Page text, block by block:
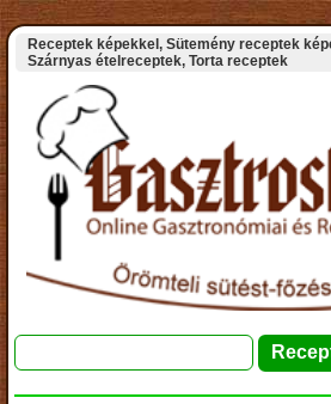
Receptek képekkel, Sütemény receptek
Szárnyas ételreceptek, Torta receptek